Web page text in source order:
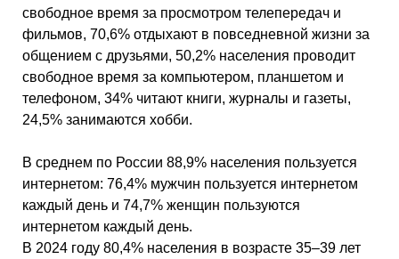
свободное время за просмотром телепередач и
фильмов, 70,6% отдыхают в повседневной жизни за
общением с друзьями, 50,2% населения проводит
свободное время за компьютером, планшетом и
телефоном, 34% читают книги, журналы и газеты,
24,5% занимаются хобби.
В среднем по России 88,9% населения пользуется
интернетом: 76,4% мужчин пользуется интернетом
каждый день и 74,7% женщин пользуются
интернетом каждый день.
В 2024 году 80,4% населения в возрасте 35–39 лет